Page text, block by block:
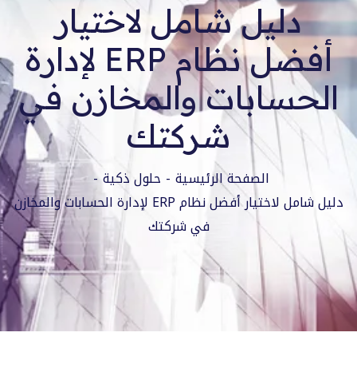
دليل شامل لاختيار
أفضل نظام ERP لإدارة
الحسابات والمخازن في
شركتك
الصفحة الرئيسية
حلول ذكية
دليل شامل لاختيار أفضل نظام ERP لإدارة الحسابات والمخازن
في شركتك